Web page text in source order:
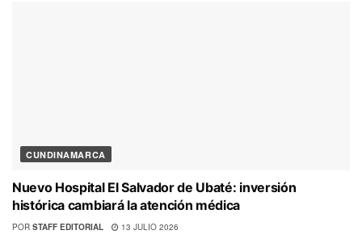
CUNDINAMARCA
Nuevo Hospital El Salvador de Ubaté: inversión
histórica cambiará la atención médica
POR STAFF EDITORIAL 13 JULIO 2026